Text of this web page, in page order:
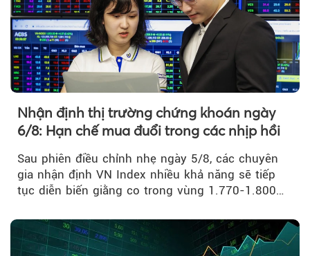
Nhận định thị trường chứng khoán ngày
6/8: Hạn chế mua đuổi trong các nhịp hồi
Sau phiên điều chỉnh nhẹ ngày 5/8, các chuyên
gia nhận định VN Index nhiều khả năng sẽ tiếp
tục diễn biến giằng co trong vùng 1.770-1.800